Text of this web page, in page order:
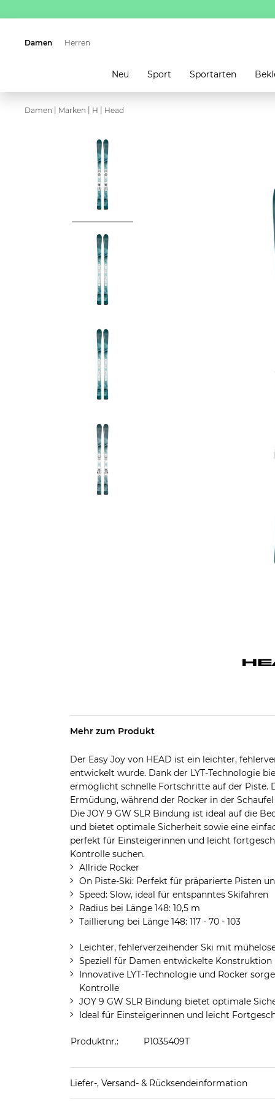
Damen
Neu Sport Sportarten
Herren
Damen Marken H Head
Mehr zum Produkt
Der Easy Joy von HEAD ist ein leichter,
entwickelt wurde. Dank der LYT-Technologie
ermöglicht schnelle Fortschritte auf der Piste.
Ermüdung, während der Rocker in der
Die JOY 9 GW SLR Bindung ist ideal auf die
und bietet optimale Sicherheit sowie eine
perfekt für Einsteigerinnen und leicht
Kontrolle suchen.
Allride Rocker
On Piste-Ski: Perfekt für präparierte Pisten
Speed: Slow, ideal für entspanntes Skifahren
Radius bei Länge 148: 10,5 m
Taillierung bei Länge 148: 117 - 70 - 103
Leichter, fehlerverzeihender Ski mit
Speziell für Damen entwickelte Konstruktion
Innovative LYT-Technologie und Rocker
Kontrolle
JOY 9 GW SLR Bindung bietet optimale
Ideal für Einsteigerinnen und leicht
Produktnr.: P1035409T
Liefer-, Versand- & Rücksendeinformation